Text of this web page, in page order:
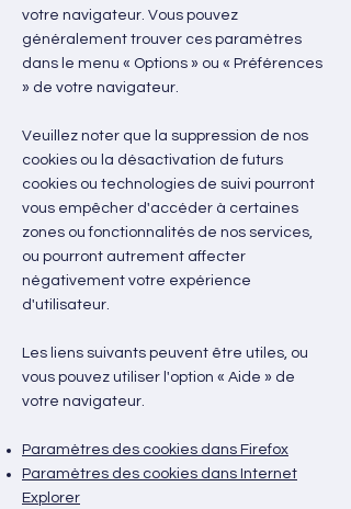
votre navigateur. Vous pouvez
généralement trouver ces paramètres
dans le menu « Options » ou « Préférences
» de votre navigateur.
Veuillez noter que la suppression de nos
cookies ou la désactivation de futurs
cookies ou technologies de suivi pourront
vous empêcher d'accéder à certaines
zones ou fonctionnalités de nos services,
ou pourront autrement affecter
négativement votre expérience
d'utilisateur.
Les liens suivants peuvent être utiles, ou
vous pouvez utiliser l'option « Aide » de
votre navigateur.
Paramètres des cookies dans Firefox
Paramètres des cookies dans Internet
Explorer